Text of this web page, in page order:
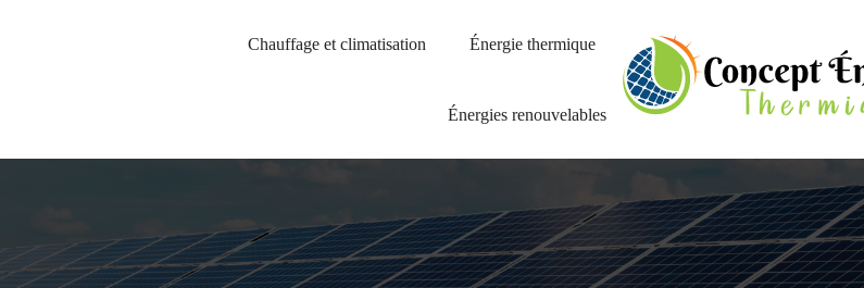
Énergie thermique
Chauffage et climatisation
Énergies renouvelables